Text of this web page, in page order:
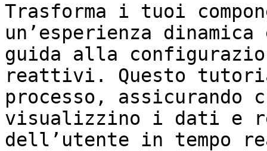
Trasforma i tuoi
un’esperienza
guida alla
reattivi. Questo
processo, assicurando
visualizzino i dati e
dell’utente in tempo